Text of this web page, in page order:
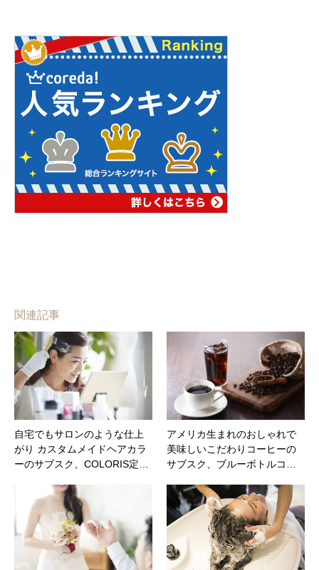
関連記事
自宅でもサロンのような仕上
がり カスタムメイドヘアカラ
ーのサブスク、COLORIS定…
アメリカ生まれのおしゃれで
美味しいこだわりコーヒーの
サブスク、ブルーボトルコ…